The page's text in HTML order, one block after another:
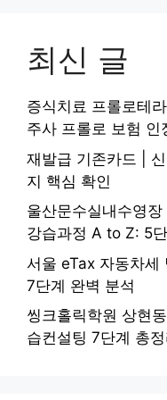
최신 글
증식치료 프롤로테
주사 프롤로 보험 인
재발급 기존카드 |
지 핵심 확인
울산문수실내수영
강습과정 A to Z: 5
서울 eTax 자동차세
7단계 완벽 분석
씽크홀릭학원 상현
습컨설팅 7단계 총정